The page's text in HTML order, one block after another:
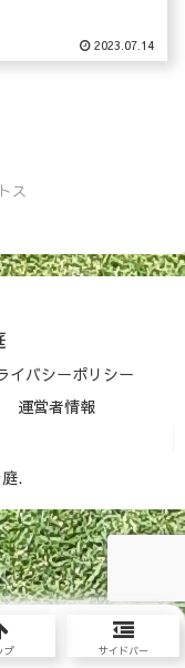
2023.07.14
ス
イバシーポリシー
運営者情報
.
プ サイドバー